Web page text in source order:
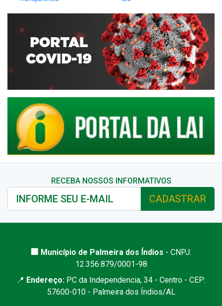
RECEBA NOSSOS INFORMATIVOS
CADASTRAR
🏢 Município de Palmeira dos Índios - CNPJ:
12.356.879/0001-98
📍 Endereço: PC da Independencia, 34 - Centro - CEP:
57600-010 - Palmeira dos Índios/AL